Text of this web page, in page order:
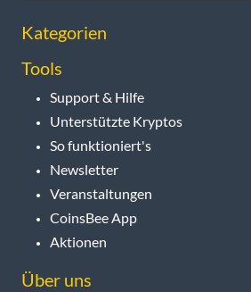
Kategorien
Tools
Support & Hilfe
Unterstützte Kryptos
So funktioniert's
Newsletter
Veranstaltungen
CoinsBee App
Aktionen
Über uns